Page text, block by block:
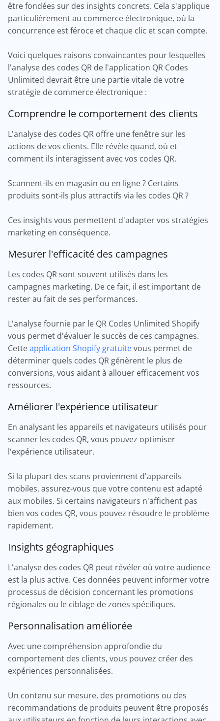
être fondées sur des insights concrets. Cela s'applique
particulièrement au commerce électronique, où la
concurrence est féroce et chaque clic et scan compte.
Voici quelques raisons convaincantes pour lesquelles
l'analyse des codes QR de l'application QR Codes
Unlimited devrait être une partie vitale de votre
stratégie de commerce électronique :
Comprendre le comportement des clients
L'analyse des codes QR offre une fenêtre sur les
actions de vos clients. Elle révèle quand, où et
comment ils interagissent avec vos codes QR.
Scannent-ils en magasin ou en ligne ? Certains
produits sont-ils plus attractifs via les codes QR ?
Ces insights vous permettent d'adapter vos stratégies
marketing en conséquence.
Mesurer l'efficacité des campagnes
Les codes QR sont souvent utilisés dans les
campagnes marketing. De ce fait, il est important de
rester au fait de ses performances.
L'analyse fournie par le QR Codes Unlimited Shopify
vous permet d'évaluer le succès de ces campagnes.
Cetteapplication Shopify gratuitevous permet de
déterminer quels codes QR génèrent le plus de
conversions, vous aidant à allouer efficacement vos
ressources.
Améliorer l'expérience utilisateur
En analysant les appareils et navigateurs utilisés pour
scanner les codes QR, vous pouvez optimiser
l'expérience utilisateur.
Si la plupart des scans proviennent d'appareils
mobiles, assurez-vous que votre contenu est adapté
aux mobiles. Si certains navigateurs n'affichent pas
bien vos codes QR, vous pouvez résoudre le problème
rapidement.
Insights géographiques
L'analyse des codes QR peut révéler où votre audience
est la plus active. Ces données peuvent informer votre
processus de décision concernant les promotions
régionales ou le ciblage de zones spécifiques.
Personnalisation améliorée
Avec une compréhension approfondie du
comportement des clients, vous pouvez créer des
expériences personnalisées.
Un contenu sur mesure, des promotions ou des
recommandations de produits peuvent être proposés